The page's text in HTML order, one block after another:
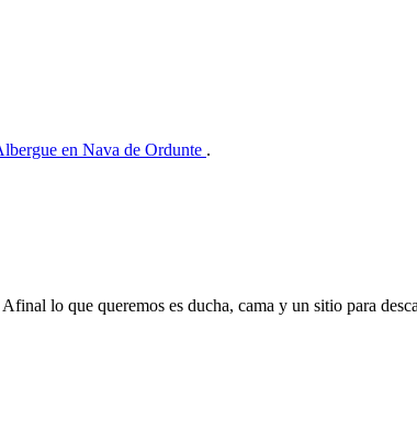
en Nava de Ordunte .
lo que queremos es ducha, cama y un sitio para